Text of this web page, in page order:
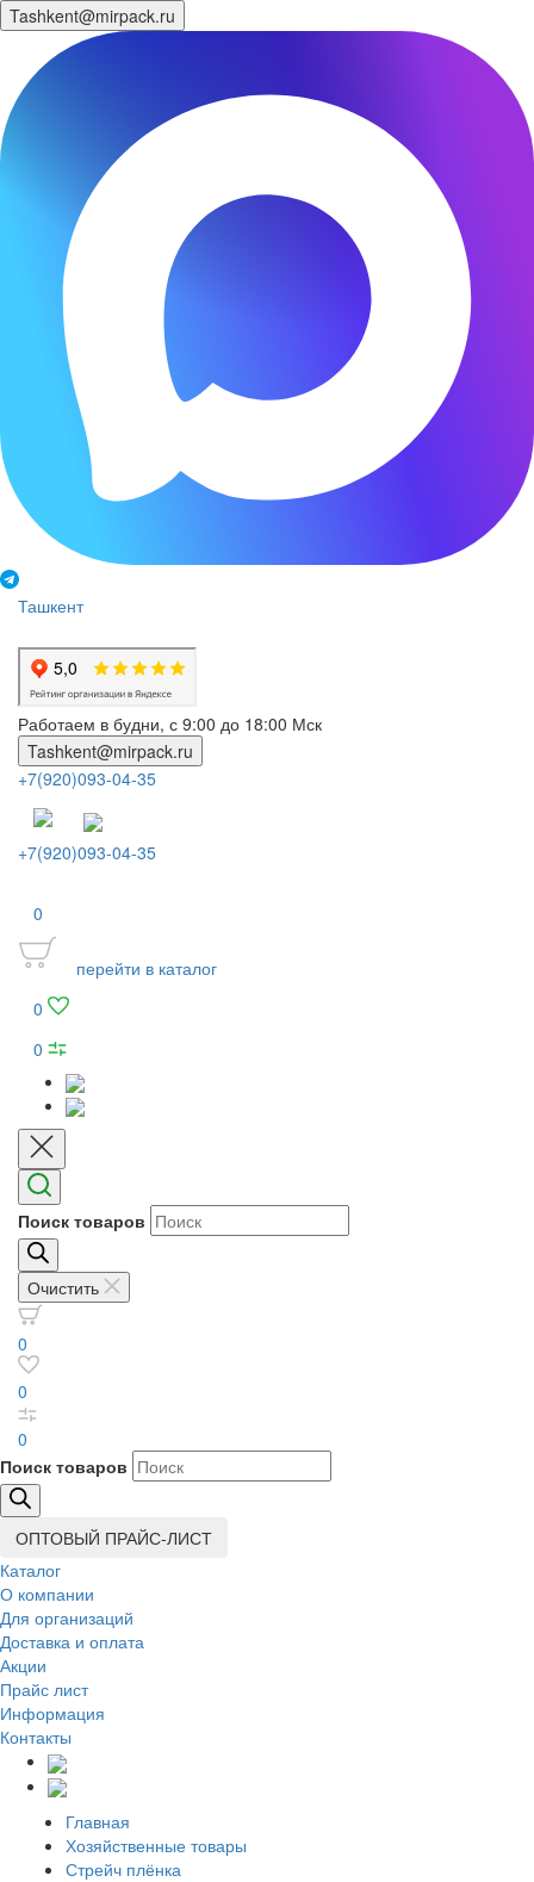
Tashkent@mirpack.ru
Ташкент
Работаем в будни, с 9:00 до 18:00 Мск
Tashkent@mirpack.ru
+7(920)093-04-35
+7(920)093-04-35
0
перейти в каталог
0
0
Поиск товаров
Очистить
0
0
0
Поиск товаров
ОПТОВЫЙ ПРАЙС-ЛИСТ
Каталог
О компании
Для организаций
Доставка и оплата
Акции
Прайс лист
Информация
Контакты
Главная
Хозяйственные товары
Стрейч плёнка